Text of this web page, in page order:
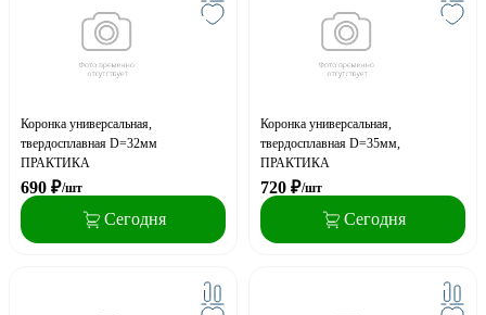
Коронка универсальная,
твердосплавная D=32мм
ПРАКТИКА
690 ₽/шт
Сегодня
Коронка универсальная,
твердосплавная D=35мм,
ПРАКТИКА
720 ₽/шт
Сегодня